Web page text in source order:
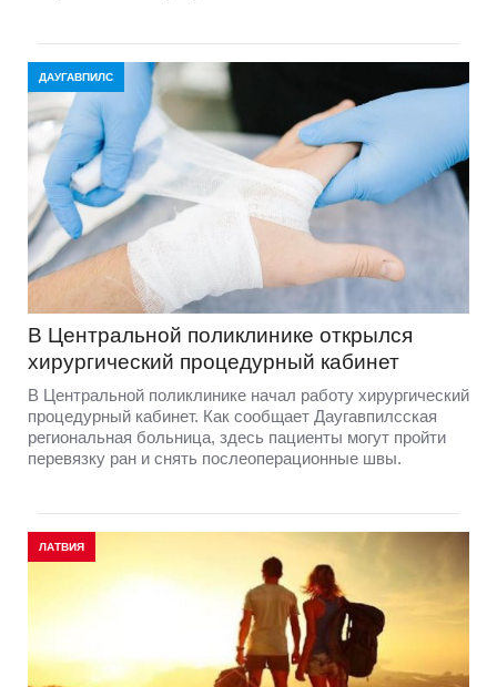
ДАУГАВПИЛС
В Центральной поликлинике открылся
хирургический процедурный кабинет
В Центральной поликлинике начал работу хирургический
процедурный кабинет. Как сообщает Даугавпилсская
региональная больница, здесь пациенты могут пройти
перевязку ран и снять послеоперационные швы.
ЛАТВИЯ